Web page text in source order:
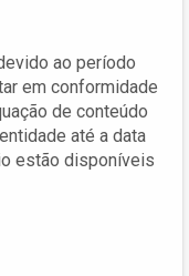
ao período
em conformidade
de conteúdo
até a data
estão disponíveis